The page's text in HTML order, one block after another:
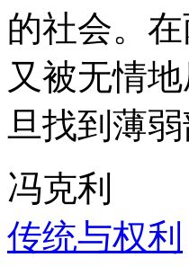
的社会。
又被无情
旦找到薄
冯克利
传统与权利